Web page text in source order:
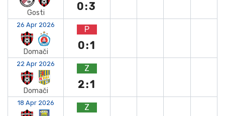
Gosti
0:3
26 Apr 2026
Domači
P
0:1
22 Apr 2026
Domači
Z
2:1
18 Apr 2026 Z